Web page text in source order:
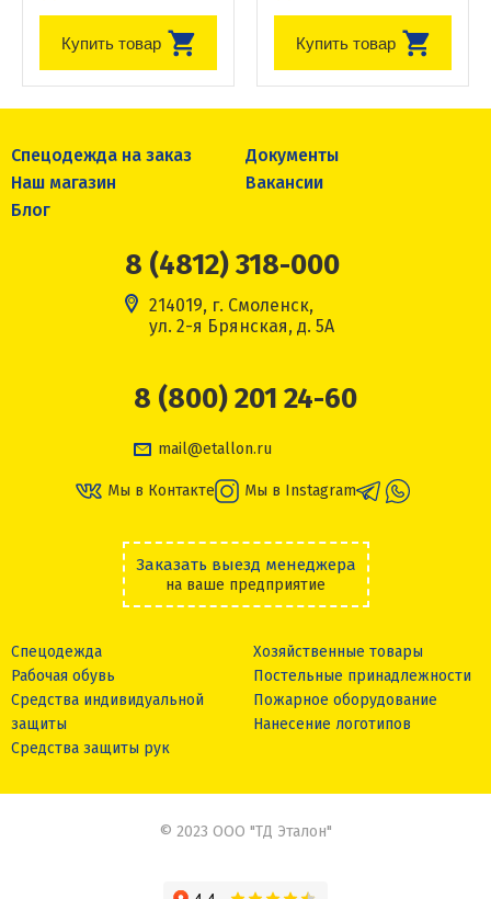
Купить товар Купить товар
Спецодежда на заказ
Документы
Наш магазин
Вакансии
Блог
8 (4812) 318-000
214019, г. Смоленск,
ул. 2-я Брянская, д. 5А
8 (800) 201 24-60
mail@etallon.ru
Мы в Контакте Мы в Instagram
Заказать выезд менеджера
на ваше предприятие
Спецодежда
Рабочая обувь
Средства индивидуальной
защиты
Средства защиты рук
Хозяйственные товары
Постельные принадлежности
Пожарное оборудование
Нанесение логотипов
© 2023 ООО "ТД Эталон"